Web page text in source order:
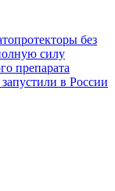
без
силу
препарата
в России